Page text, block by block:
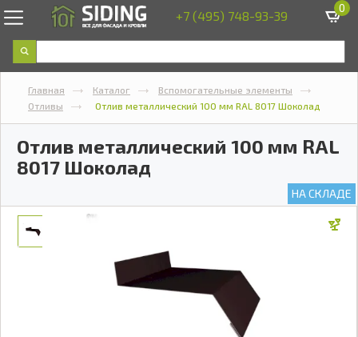
+7 (495) 748-93-39 0
Главная Каталог
Вспомогательные элементы
Отливы
Отлив металлический 100 мм RAL 8017 Шоколад
Отлив металлический 100 мм RAL
8017 Шоколад
НА СКЛАДЕ